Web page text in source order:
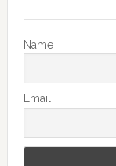
Name
Email